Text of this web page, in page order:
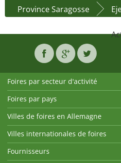
Province Saragosse
Foires par secteur d'activité
Foires par pays
Villes de foires en Allemagne
Villes internationales de foires
Fournisseurs